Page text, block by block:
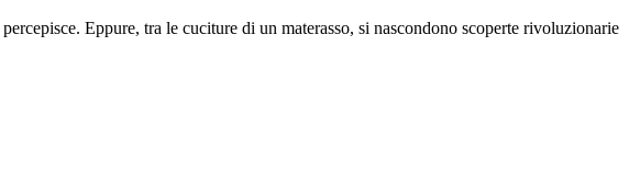
Eppure, tra le cuciture di un materasso, si nascondono scoperte rivoluzionarie